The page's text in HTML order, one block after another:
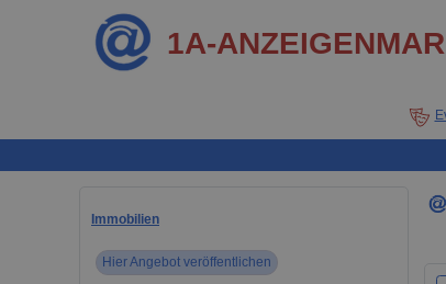
1A-
Immobilien
Hier Angebot veröffentlichen